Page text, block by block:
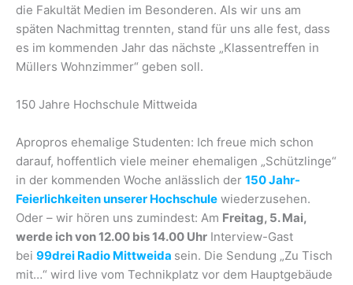
die Fakultät Medien im Besonderen. Als wir uns am
späten Nachmittag trennten, stand für uns alle fest, dass
es im kommenden Jahr das nächste „Klassentreffen in
Müllers Wohnzimmer“ geben soll.
150 Jahre Hochschule Mittweida
Apropros ehemalige Studenten: Ich freue mich schon
darauf, hoffentlich viele meiner ehemaligen „Schützlinge“
in der kommenden Woche anlässlich der 150 Jahr-
Feierlichkeiten unserer Hochschule wiederzusehen.
Oder – wir hören uns zumindest: Am Freitag, 5. Mai,
werde ich von 12.00 bis 14.00 Uhr Interview-Gast
bei 99drei Radio Mittweida sein. Die Sendung „Zu Tisch
mit…“ wird live vom Technikplatz vor dem Hauptgebäude